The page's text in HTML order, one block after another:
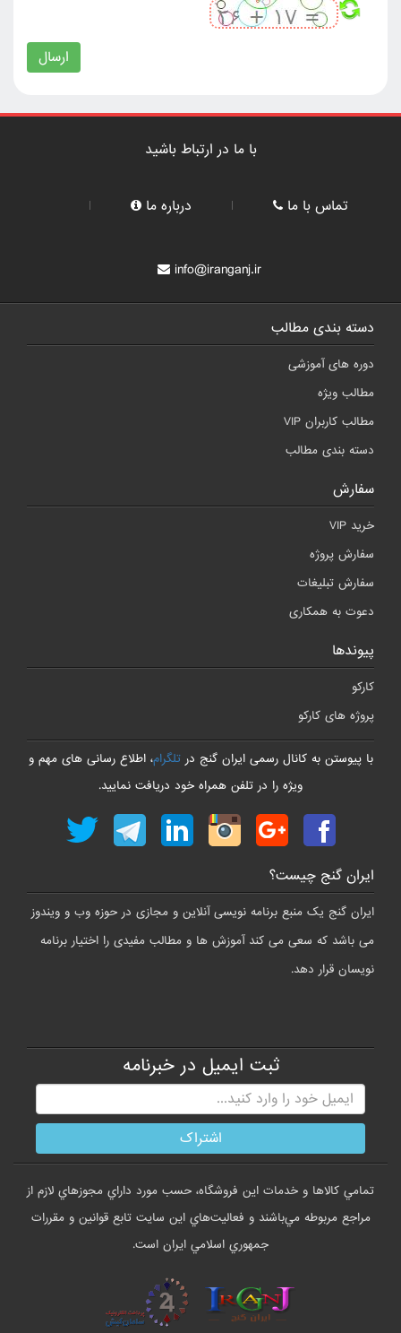
ارسال
با ما در ارتباط باشید
تماس با ما درباره ما
info@iranganj.ir
دسته بندی مطالب
دوره های آموزشی
مطالب ویژه
مطالب کاربران VIP
دسته بندی مطالب
سفارش
خرید VIP
سفارش پروژه
سفارش تبلیغات
دعوت به همکاری
پیوندها
کارکو
پروژه های کارکو
با پیوستن به کانال رسمی ایران گنج درتلگرام، اطلاع رسانی های مهم و
ویژه را در تلفن همراه خود دریافت نمایید.
ایران گنج چیست؟
ایران گنج یک منبع برنامه نویسی آنلاین و مجازی در حوزه وب و ویندوز
می باشد که سعی می کند آموزش ها و مطالب مفیدی را اختیار برنامه
نویسان قرار دهد.
ثبت ایمیل در خبرنامه
تمامي كالاها و خدمات اين فروشگاه، حسب مورد داراي مجوزهاي لازم از
مراجع مربوطه مي‌باشند و فعاليت‌هاي اين سايت تابع قوانين و مقررات
جمهوري اسلامي ايران است.